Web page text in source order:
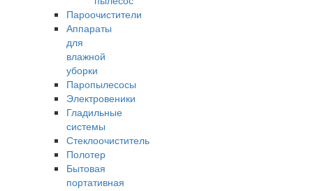
Пароочистители
Аппараты
для
влажной
уборки
Паропылесосы
Электровеники
Гладильные
системы
Стеклоочиститель
Полотер
Бытовая
портативная